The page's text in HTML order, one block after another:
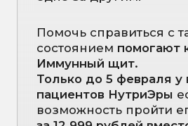
Консультация врача-
терапевта перед
выполнением первой
капельницы
Курс из пяти капельниц
«Иммунный щит»